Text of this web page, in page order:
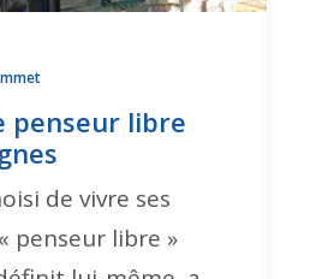
penseur libre
de vivre ses
penseur libre »